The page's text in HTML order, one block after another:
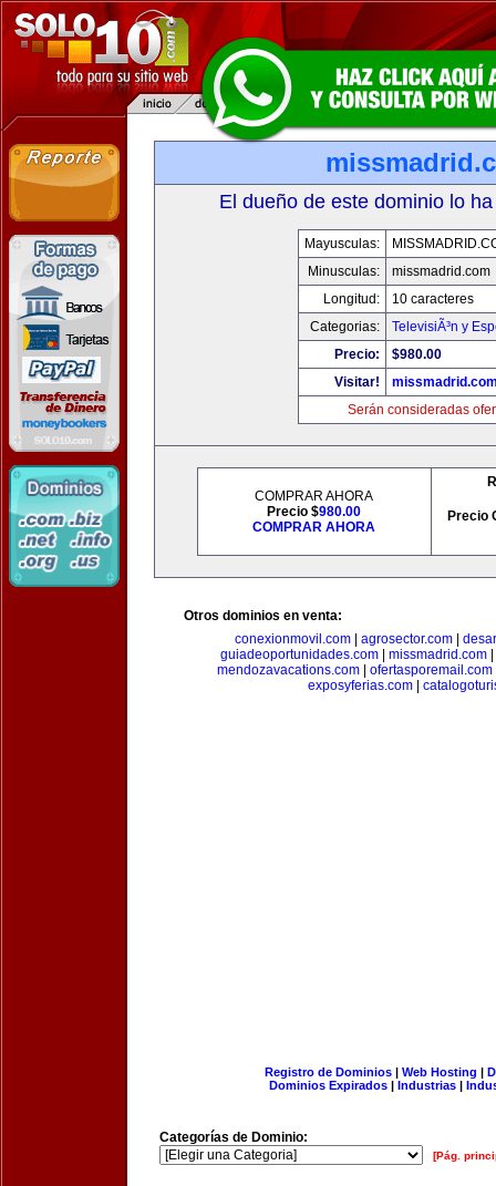
El dueño de este dominio lo
Mayusculas:
Minusculas:
missmadrid.com
Longitud:
10 caracteres
Categorias:
TelevisiÃ³n y
Precio:
$980.00
Visitar!
Serán consideradas
COMPRAR AHORA
Precio $980.00
COMPRAR AHORA
Precio
Otros dominios en venta:
conexionmovil.com
agrosector.com
guiadeoportunidades.com| missmadrid.com|
mendozavacations.com
ofertasporemail.com
exposyferias.com|
Registro de Dominios| Web Hosting |
Dominios Expirados | Industrias |
Categorías de Dominio:
[Pág.